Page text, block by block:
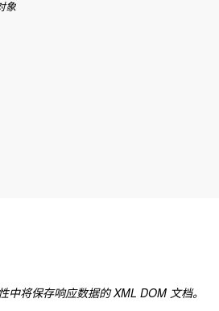
象
将保存响应数据的 XML DOM 文档。